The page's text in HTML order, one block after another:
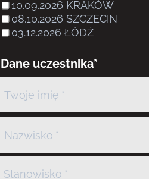
Twoje imię
Stanowisko
Nazwisko
10.09.2026 KRAKÓW
08.10.2026 SZCZECIN
03.12.2026 ŁÓDŹ
Dane uczestnika*